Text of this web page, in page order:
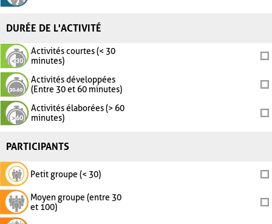
DURÉE DE L'ACTIVITÉ
Activités courtes (< 30
minutes)
Activités développées
(Entre 30 et 60 minutes)
Activités élaborées (> 60
minutes)
PARTICIPANTS
Petit groupe (< 30)
Moyen groupe (entre 30
et 100)